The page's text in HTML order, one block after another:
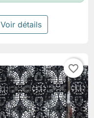
Voir détails
favorite_border